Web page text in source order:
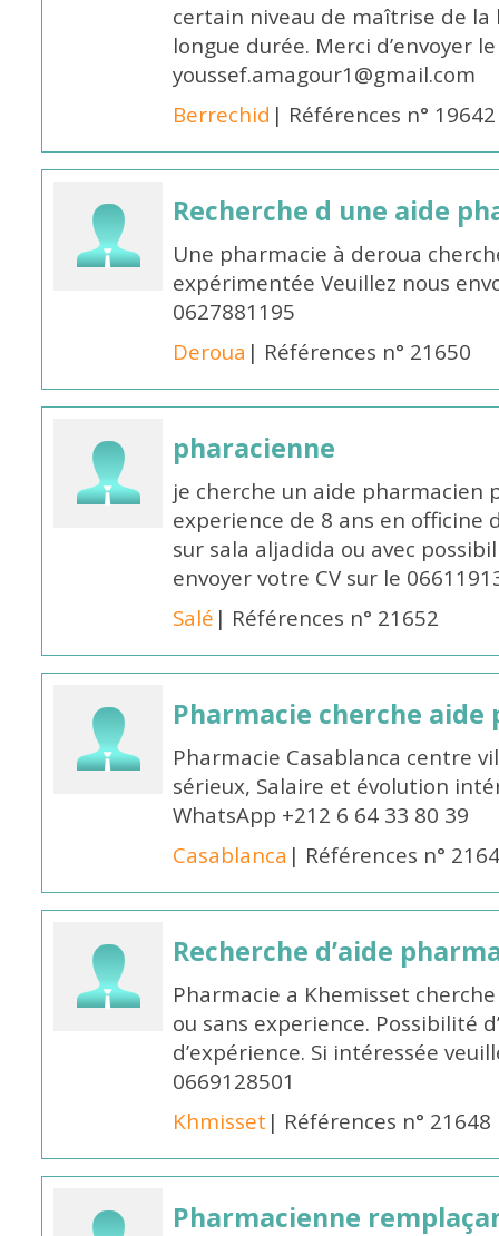
certain niveau de maîtrise de
longue durée. Merci d’envoyer
youssef.amagour1@gmail.com
Berrechid | Références n° 19642
Recherche d une aide
Une pharmacie à deroua
expérimentée Veuillez nous
0627881195
Deroua | Références n° 21650
pharacienne
je cherche un aide pharmacien
experience de 8 ans en
sur sala aljadida ou avec
envoyer votre CV sur le
Salé | Références n° 21652
Pharmacie cherche aide
Pharmacie Casablanca centre
sérieux, Salaire et évolution
WhatsApp +212 6 64 33 80 39
Casablanca | Références n°
Recherche d’aide
Pharmacie a Khemisset
ou sans experience. Possibilité
d’expérience. Si intéressée
0669128501
Khmisset | Références n° 21648
Pharmacienne